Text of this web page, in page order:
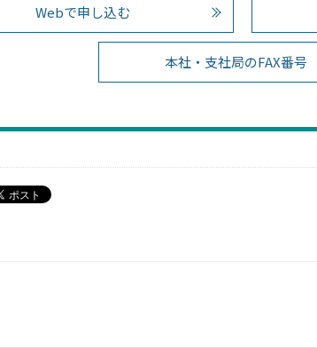
Webで申し込む
本社・支社局のFAX番号